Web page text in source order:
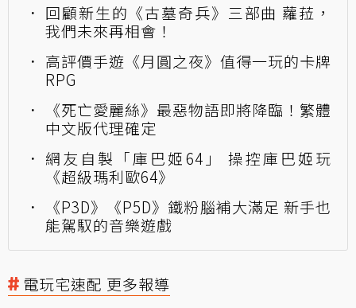
回顧新生的《古墓奇兵》三部曲 蘿菈，
我們未來再相會！
高評價手遊《月圓之夜》值得一玩的卡牌
RPG
《死亡愛麗絲》最惡物語即將降臨！繁體
中文版代理確定
網友自製「庫巴姬64」 操控庫巴姬玩
《超級瑪利歐64》
《P3D》《P5D》鐵粉腦補大滿足 新手也
能駕馭的音樂遊戲
電玩宅速配 更多報導